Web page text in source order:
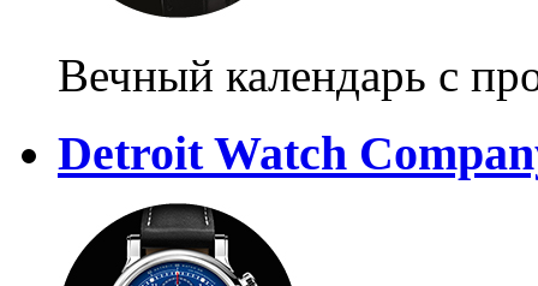
Вечный календарь с
Detroit Watch